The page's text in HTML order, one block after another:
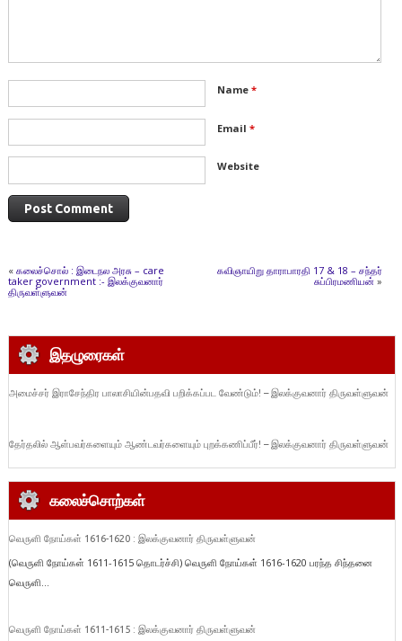
Name *
Email *
Website
« கலைச்சொல் : இடைநல அரசு – care
taker government :- இலக்குவனார்
திருவள்ளுவன்
கவிஞாயிறு தாராபாரதி 17 & 18 – சந்தர்
சுப்பிரமணியன் »
இதழுரைகள்
அமைச்சர் இராசேந்திர பாலாசியின்பதவி பறிக்கப்பட வேண்டும்! – இலக்குவனார் திருவள்ளுவன்
தேர்தலில் ஆள்பவர்களையும் ஆண்டவர்களையும் புறக்கணிப்பீர்! – இலக்குவனார் திருவள்ளுவன்
கலைச்சொற்கள்
வெருளி நோய்கள் 1616-1620 : இலக்குவனார் திருவள்ளுவன்
(வெருளி நோய்கள் 1611-1615 தொடர்ச்சி) வெருளி நோய்கள் 1616-1620 பரந்த சிந்தனை
வெருளி...
வெருளி நோய்கள் 1611-1615 : இலக்குவனார் திருவள்ளுவன்